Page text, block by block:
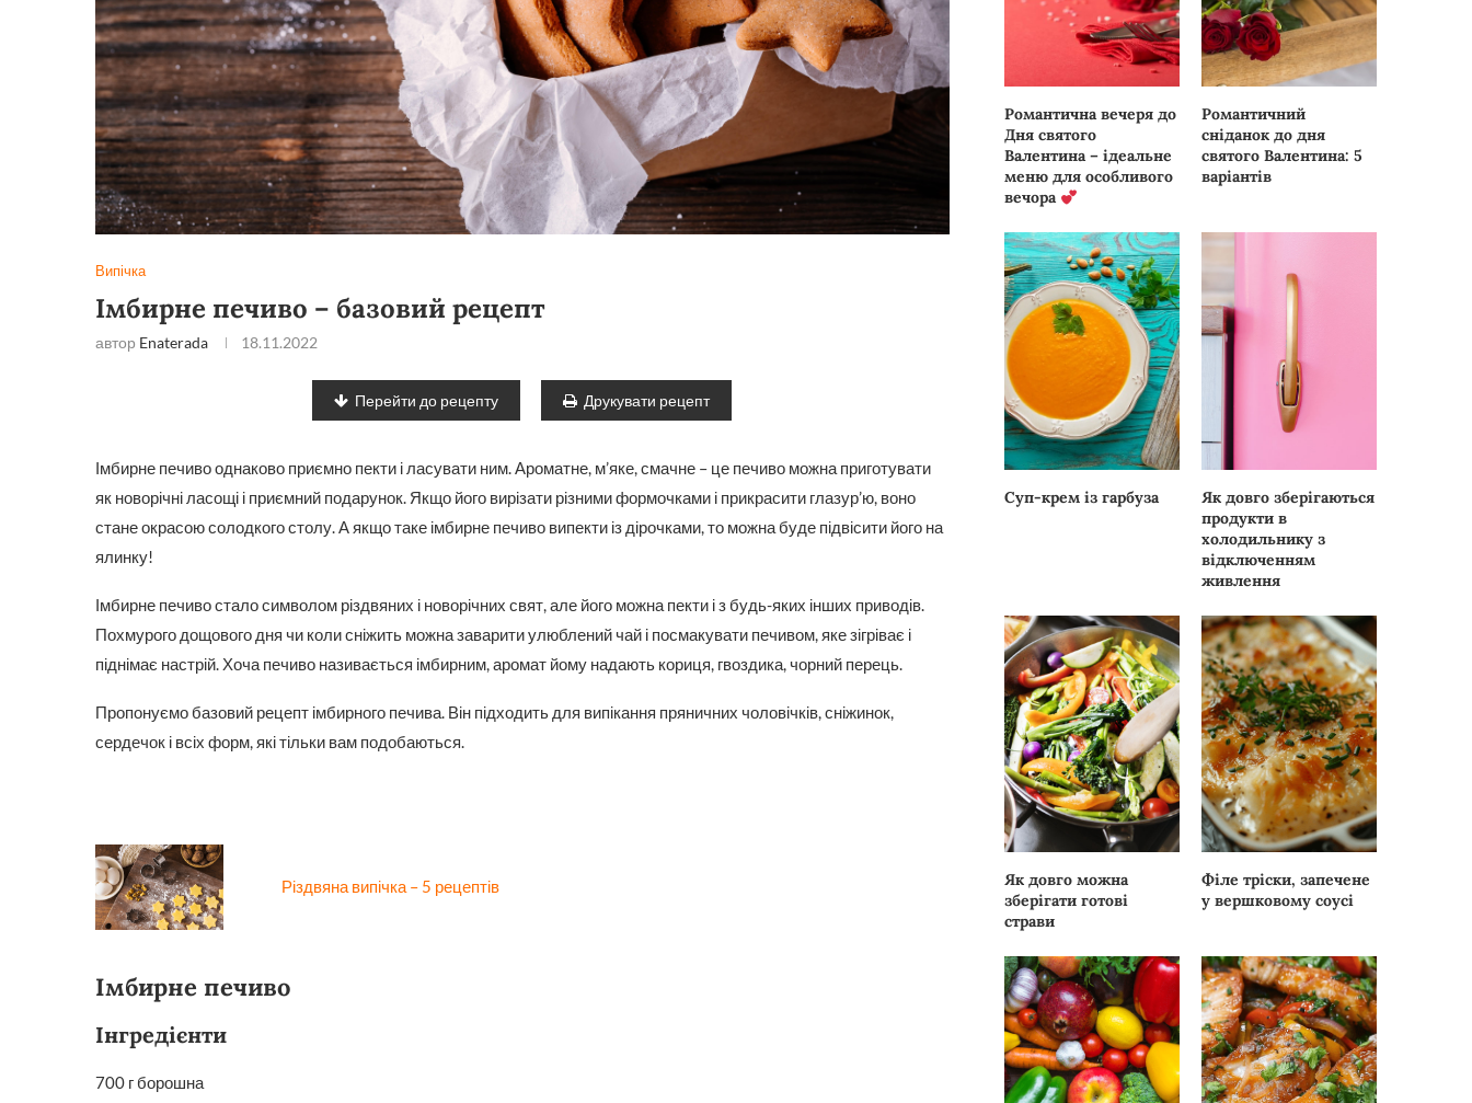
Випічка
Імбирне печиво – базовий рецепт
автор Enaterada 18.11.2022
Перейти до рецепту Друкувати рецепт
Імбирне печиво однаково приємно пекти і ласувати ним. Ароматне, м’яке, смачне – це печиво можна приготувати
як новорічні ласощі і приємний подарунок. Якщо його вирізати різними формочками і прикрасити глазур’ю, воно
стане окрасою солодкого столу. А якщо таке імбирне печиво випекти із дірочками, то можна буде підвісити його на
ялинку!
Імбирне печиво стало символом різдвяних і новорічних свят, але його можна пекти і з будь-яких інших приводів.
Похмурого дощового дня чи коли сніжить можна заварити улюблений чай і посмакувати печивом, яке зігріває і
піднімає настрій. Хоча печиво називається імбирним, аромат йому надають кориця, гвоздика, чорний перець.
Пропонуємо базовий рецепт імбирного печива. Він підходить для випікання пряничних чоловічків, сніжинок,
сердечок і всіх форм, які тільки вам подобаються.
Різдвяна випічка – 5 рецептів
Імбирне печиво
Інгредієнти
700 г борошна
Романтична вечеря до
Дня святого
Валентина – ідеальне
меню для особливого
вечора
Романтичний
сніданок до дня
святого Валентина: 5
варіантів
Суп-крем із гарбуза
Як довго зберігаються
продукти в
холодильнику з
відключенням
живлення
Як довго можна
зберігати готові
страви
Філе тріски, запечене
у вершковому соусі